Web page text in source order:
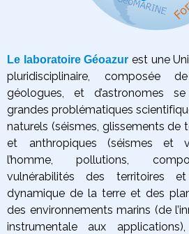
Le laboratoire Géoazur est une
pluridisciplinaire, composée
géologues, et d’astronomes
grandes problématiques
naturels (séismes, glissements de
et anthropiques (séismes et
l’homme, pollutions,
vulnérabilités des territoires
dynamique de la terre et des
des environnements marins (de
instrumentale aux